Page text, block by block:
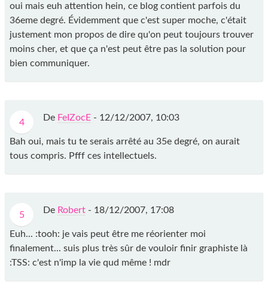
oui mais euh attention hein, ce blog contient parfois du
36eme degré. Évidemment que c'est super moche, c'était
justement mon propos de dire qu'on peut toujours trouver
moins cher, et que ça n'est peut être pas la solution pour
bien communiquer.
4 De FeIZocE - 12/12/2007, 10:03
Bah oui, mais tu te serais arrêté au 35e degré, on aurait
tous compris. Pfff ces intellectuels.
5 De Robert - 18/12/2007, 17:08
Euh... :tooh: je vais peut être me réorienter moi
finalement... suis plus très sûr de vouloir finir graphiste là
:TSS: c'est n'imp la vie qud même ! mdr